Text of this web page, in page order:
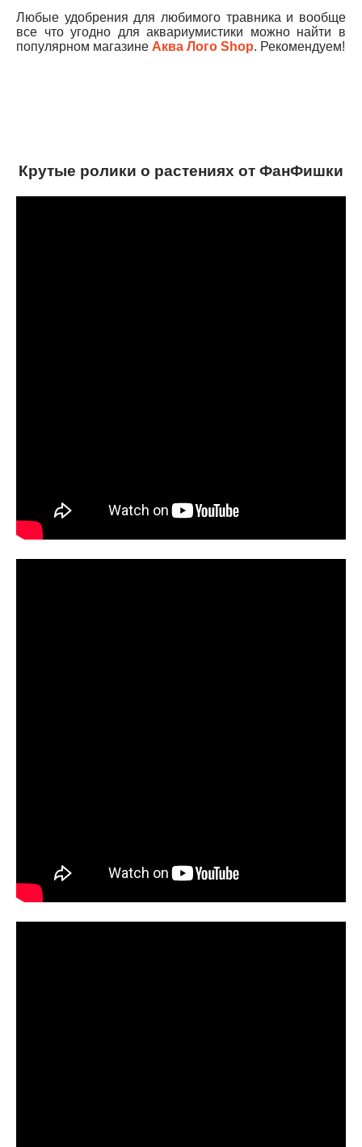
Любые удобрения для любимого травника и вообще
все что угодно для аквариумистики можно найти в
популярном магазине Аква Лого Shop. Рекомендуем!
Крутые ролики о растениях от ФанФишки